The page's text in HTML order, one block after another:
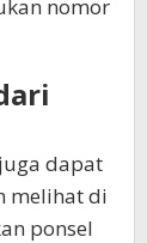
nomor
dapat
melihat di
ponsel